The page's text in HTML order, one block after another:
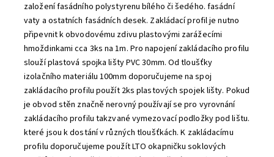
založení fasádního polystyrenu bílého či šedého. fasádní
vaty a ostatních fasádních desek. Zakládací profil je nutno
připevnit k obvodovému zdivu plastovými zarážecími
hmoždinkami cca 3ks na 1m. Pro napojení zakládacího profilu
slouží plastová spojka lišty PVC 30mm. Od tloušťky
izolačního materiálu 100mm doporučujeme na spoj
zakládacího profilu použít 2ks plastových spojek lišty. Pokud
je obvod stěn značně nerovný používají se pro vyrovnání
zakládacího profilu takzvané vymezovací podložky pod lištu.
které jsou k dostání v různých tloušťkách. K zakládacímu
profilu doporučujeme použít LTO okapničku soklových